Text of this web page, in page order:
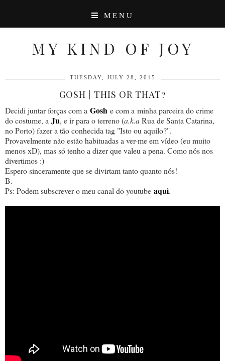
MENU
MY KIND OF JOY
TUESDAY, JULY 28, 2015
GOSH | THIS OR THAT?
Decidi juntar forças com a Gosh e com a minha parceira do crime
do costume, a Ju, e ir para o terreno (a.k.aRua de Santa Catarina,
no Porto) fazer a tão conhecida tag "Isto ou aquilo?".
Provavelmente não estão habituadas a ver-me em vídeo (eu muito
menos xD), mas só tenho a dizer que valeu a pena. Como nós nos
divertimos :)
Espero sinceramente que se divirtam tanto quanto nós!
B.
Ps: Podem subscrever o meu canal do youtube aqui.